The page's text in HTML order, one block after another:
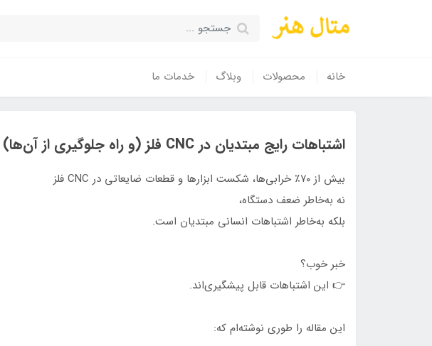
خانه محصولات وبلاگ خدمات ما
اشتباهات رایج مبتدیان در CNC فلز (و راه جلوگیری از آن‌ها)
بیش از ۷۰٪ خرابی‌ها، شکست ابزارها و قطعات ضایعاتی در CNC فلز
نه به‌خاطر ضعف دستگاه،
بلکه به‌خاطر اشتباهات انسانی مبتدیان است.
خبر خوب؟
👉 این اشتباهات قابل پیشگیری‌اند.
این مقاله را طوری نوشته‌ام که: